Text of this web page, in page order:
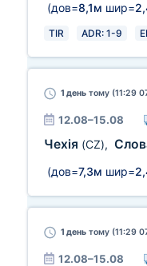
(дов=8,1м шир=
TIR ADR: 1-9
1 день тому (11:29
12.08–15.08
Чехія (CZ),
(дов=7,3м шир=
1 день тому (11:29
12.08–15.08